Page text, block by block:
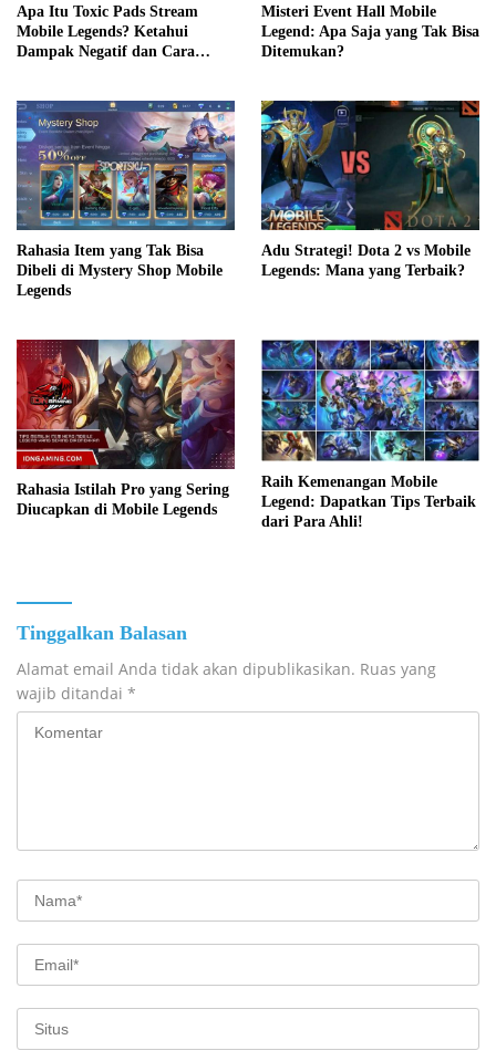
Apa Itu Toxic Pads Stream
Mobile Legends? Ketahui
Dampak Negatif dan Cara
Misteri Event Hall Mobile
Legend: Apa Saja yang Tak Bisa
Ditemukan?
Rahasia Item yang Tak Bisa
Dibeli di Mystery Shop Mobile
Legends
Adu Strategi! Dota 2 vs Mobile
Legends: Mana yang Terbaik?
Rahasia Istilah Pro yang Sering
Diucapkan di Mobile Legends
Raih Kemenangan Mobile
Legend: Dapatkan Tips Terbaik
dari Para Ahli!
Tinggalkan Balasan
Alamat email Anda tidak akan dipublikasikan. Ruas yang
wajib ditandai *